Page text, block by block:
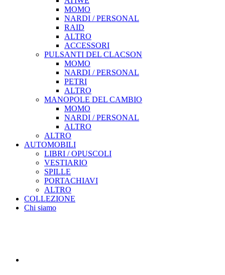
MOMO
NARDI / PERSONAL
RAID
ALTRO
ACCESSORI
PULSANTI DEL CLACSON
MOMO
NARDI / PERSONAL
PETRI
ALTRO
MANOPOLE DEL CAMBIO
MOMO
NARDI / PERSONAL
ALTRO
ALTRO
AUTOMOBILI
LIBRI / OPUSCOLI
VESTIARIO
SPILLE
PORTACHIAVI
ALTRO
COLLEZIONE
Chi siamo